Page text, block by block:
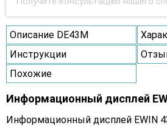
Описание DE43M
Инструкции
Похожие
Информационный дисплей
Информационный дисплей EWIN